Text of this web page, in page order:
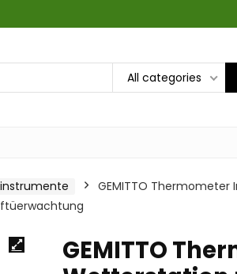
All categories
GEMITTO
GEMITTO